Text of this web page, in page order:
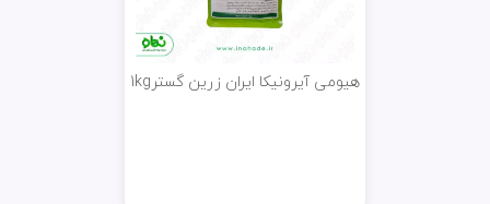
هیومی آیرونیکا ایران زرین گستر1kg